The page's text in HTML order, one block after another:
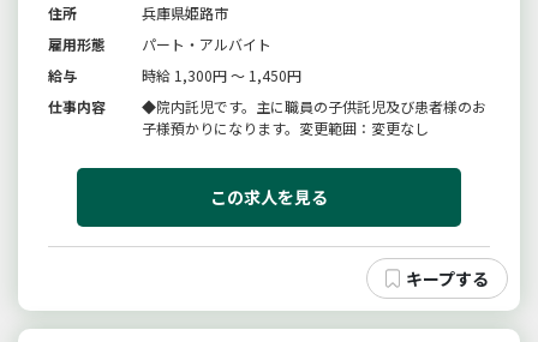
住所
兵庫県姫路市
雇用形態
パート・アルバイト
給与
時給 1,300円 ～ 1,450円
仕事内容
◆院内託児です。主に職員の子供託児及び患者様のお
子様預かりになります。変更範囲：変更なし
この求人を見る